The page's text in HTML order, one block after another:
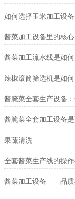
如何选择玉米加工设
酱菜加工设备里的核
辣椒滚筒筛选机是如
果蔬清洗
全套酱菜生产线的操
酱菜加工设备——品质